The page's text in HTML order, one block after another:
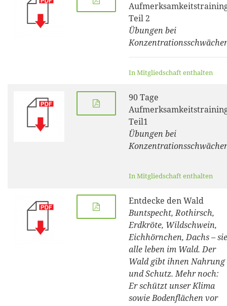
Teil 2
Übungen bei
In Mitgliedschaft enthalten
90 Tage
Teil1
Übungen bei
In Mitgliedschaft enthalten
Entdecke den Wald
Buntspecht, Rothirsch,
Erdkröte, Wildschwein,
Eichhörnchen, Dachs – sie
alle leben im Wald. Der
Wald gibt ihnen Nahrung
und Schutz. Mehr noch:
Er schützt unser Klima
sowie Bodenflächen vor